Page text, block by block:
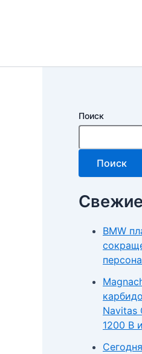
Поиск
Поиск
BMW
Navitas
1200 В